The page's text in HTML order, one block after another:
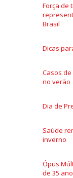
Força de
Brasil
Dicas
Casos
no verão
Dia de
Saúde
inverno
Ópus
de 35